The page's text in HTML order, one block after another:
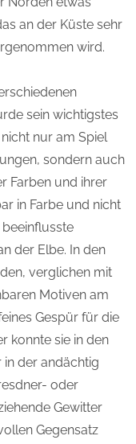
an der Küste sehr
wird.
sein wichtigstes
nur am Spiel
sondern auch
Farben und ihrer
in Farbe und nicht
beeinflusste
der Elbe. In den
verglichen mit
Motiven am
Gespür für die
konnte sie in den
der andächtig
oder
Gewitter
Gegensatz